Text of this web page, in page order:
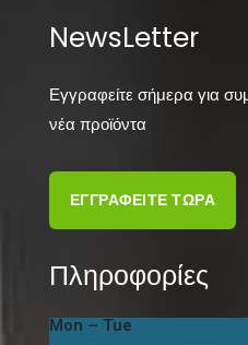
NewsLetter
Εγγραφείτε σήμερα για
νέα προϊόντα
ΕΓΓΡΑΦΕΙΤΕ ΤΩΡΑ
Πληροφορίες
Mon – Tue